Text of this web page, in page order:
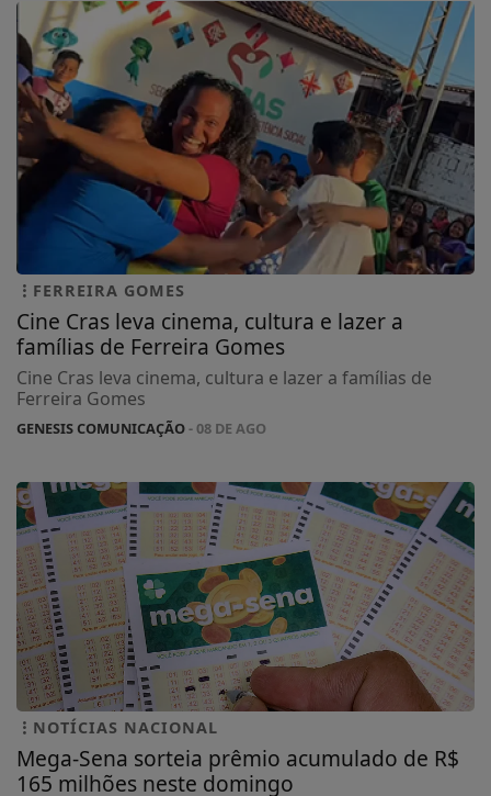
FERREIRA GOMES
Cine Cras leva cinema, cultura e lazer a
famílias de Ferreira Gomes
Cine Cras leva cinema, cultura e lazer a famílias de
Ferreira Gomes
GENESIS COMUNICAÇÃO- 08 DE AGO
NOTÍCIAS NACIONAL
Mega-Sena sorteia prêmio acumulado de R$
165 milhões neste domingo